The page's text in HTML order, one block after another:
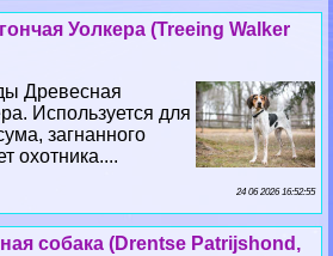
Уолкера (Treeing Walker
Древесная
Используется для
загнанного
охотника....
24 06 2026 16:52:55
собака (Drentse Patrijshond,